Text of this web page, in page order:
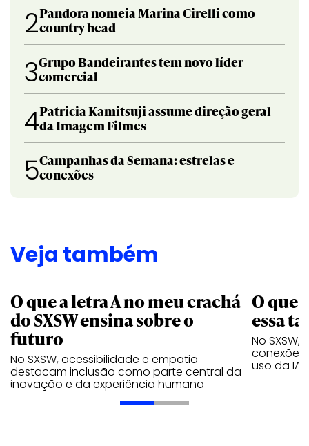
2Pandora nomeia Marina Cirelli como
country head
3Grupo Bandeirantes tem novo líder
comercial
4Patricia Kamitsuji assume direção geral
da Imagem Filmes
5Campanhas da Semana: estrelas e
conexões
Veja também
O que a letra A no meu crachá
do SXSW ensina sobre o
futuro
No SXSW, acessibilidade e empatia
destacam inclusão como parte central da
inovação e da experiência humana
O que
essa
No
conexões
uso da IA